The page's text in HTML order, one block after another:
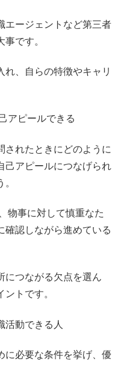
エージェントなど第三者
です。
、自らの特徴やキャリ
アピールできる
されたときにどのように
己アピールにつなげられ
物事に対して慎重なた
確認しながら進めている
につながる欠点を選ん
トです。
活動できる人
に必要な条件を挙げ、優